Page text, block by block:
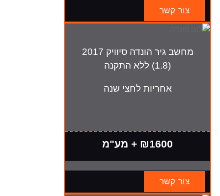
צור קשר
מחשב גיר הונדה סיוויק 2017
(1.8) ללא התקנה
אחריות לחצי שנה
₪1600 + מע"מ
צור קשר